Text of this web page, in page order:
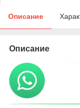
Описание
Описание